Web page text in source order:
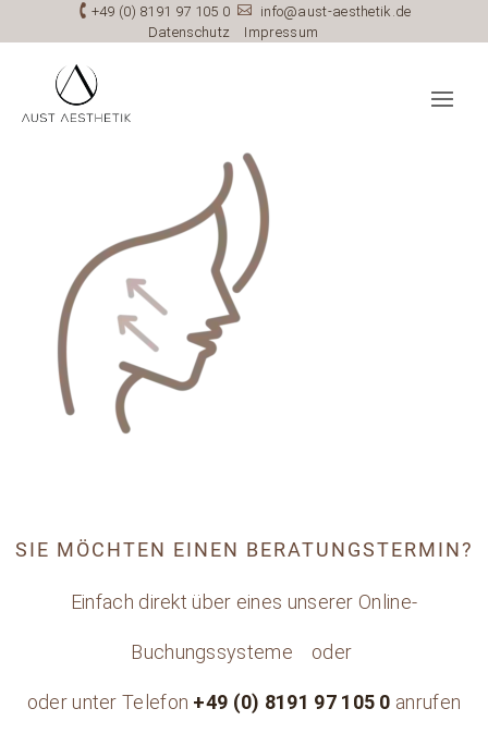
+49 (0) 8191 97 105 0  info@aust-aesthetik.de
Datenschutz
Impressum
SIE MÖCHTEN EINEN BERATUNGSTERMIN?
Einfach direkt über eines unserer Online-
Buchungssysteme oder
oder unter Telefon +49 (0) 8191 97 105 0 anrufen